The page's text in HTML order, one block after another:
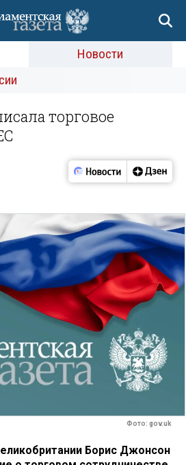
Новости
торговое
Фото: gov.uk
Борис Джонсон